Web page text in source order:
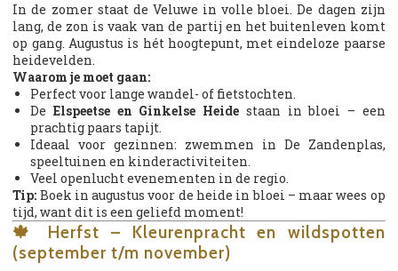
In de zomer staat de Veluwe in volle bloei. De dagen zijn
lang, de zon is vaak van de partij en het buitenleven komt
op gang. Augustus is hét hoogtepunt, met eindeloze paarse
heidevelden.
Waarom je moet gaan:
Perfect voor lange wandel- of fietstochten.
De Elspeetse en Ginkelse Heide staan in bloei – een
prachtig paars tapijt.
Ideaal voor gezinnen: zwemmen in De Zandenplas,
speeltuinen en kinderactiviteiten.
Veel openlucht evenementen in de regio.
Tip: Boek in augustus voor de heide in bloei – maar wees op
tijd, want dit is een geliefd moment!
🍁 Herfst – Kleurenpracht en wildspotten
(september t/m november)